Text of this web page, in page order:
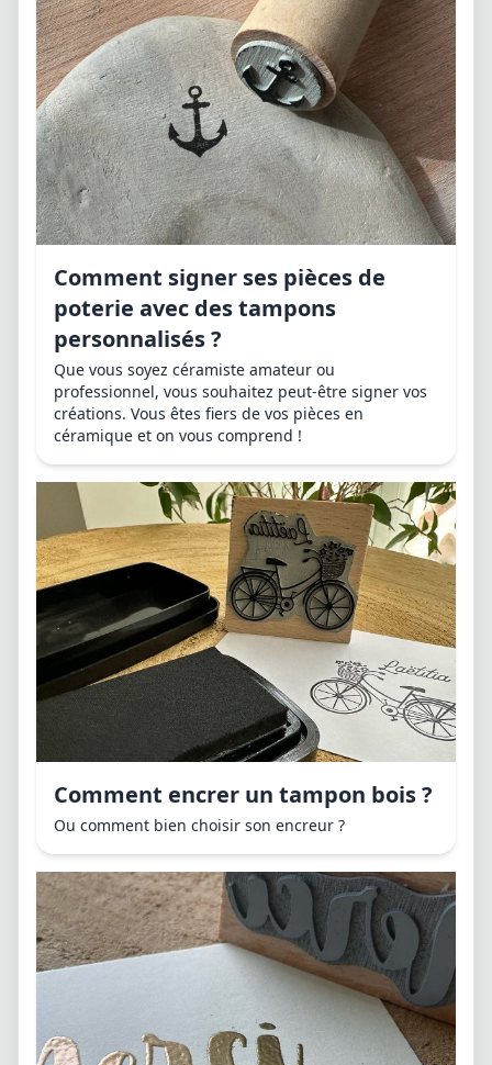
Comment signer ses pièces de
poterie avec des tampons
personnalisés ?
Que vous soyez céramiste amateur ou
professionnel, vous souhaitez peut-être signer vos
créations. Vous êtes fiers de vos pièces en
céramique et on vous comprend !
Comment encrer un tampon bois ?
Ou comment bien choisir son encreur ?